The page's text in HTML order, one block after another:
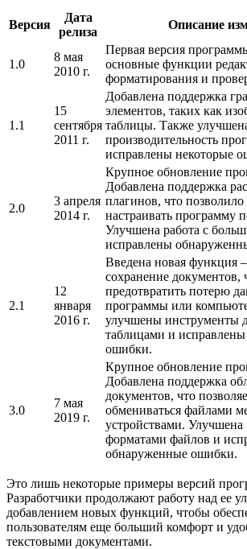
Версия
Дата
релиза
Описание
1.0
8 мая
2010 г.
Первая версия
основные функции
форматирования и
1.1
15
сентября
2011 г.
Добавлена поддержка
элементов, таких как
таблицы. Также
производительность
исправлены некоторые
2.0
3 апреля
2014 г.
Крупное обновление
Добавлена поддержка
плагинов, что
настраивать программу
Улучшена работа с
исправлены
2.1
12
января
2016 г.
Введена новая функция
сохранение документов,
предотвратить потерю
программы или
улучшены инструменты
таблицами и
ошибки.
3.0
7 мая
2019 г.
Крупное обновление
Добавлена поддержка
документов, что
обмениваться файлами
устройствами. Улучшена
форматами файлов и
обнаруженные ошибки.
Это лишь некоторые примеры версий
Разработчики продолжают работу над ее
добавлением новых функций, чтобы
пользователям еще больший комфорт и
текстовыми документами.